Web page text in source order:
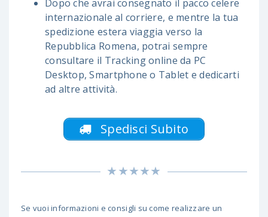
Dopo che avrai consegnato il pacco celere
internazionale al corriere, e mentre la tua
spedizione estera viaggia verso la
Repubblica Romena, potrai sempre
consultare il Tracking online da PC
Desktop, Smartphone o Tablet e dedicarti
ad altre attività.
Spedisci Subito
Se vuoi informazioni e consigli su come realizzare un